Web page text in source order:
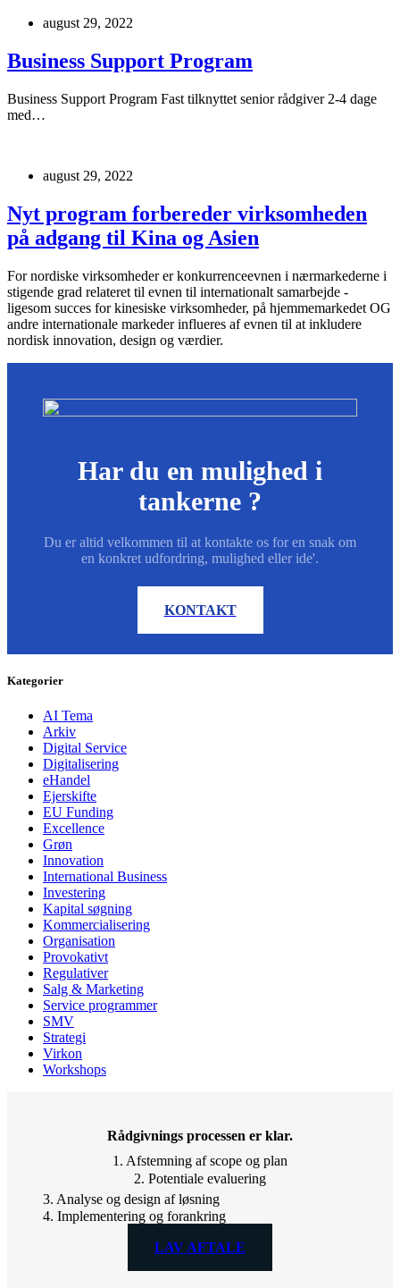
august 29, 2022
Business Support Program
Business Support Program Fast tilknyttet senior rådgiver 2-4 dage
med…
august 29, 2022
Nyt program forbereder virksomheden
på adgang til Kina og Asien
For nordiske virksomheder er konkurrenceevnen i nærmarkederne i
stigende grad relateret til evnen til internationalt samarbejde -
ligesom succes for kinesiske virksomheder, på hjemmemarkedet OG
andre internationale markeder influeres af evnen til at inkludere
nordisk innovation, design og værdier.
Har du en mulighed i
tankerne ?
Du er altid velkommen til at kontakte os for en snak om
en konkret udfordring, mulighed eller ide'.
KONTAKT
Kategorier
AI Tema
Arkiv
Digital Service
Digitalisering
eHandel
Ejerskifte
EU Funding
Excellence
Grøn
Innovation
International Business
Investering
Kapital søgning
Kommercialisering
Organisation
Provokativt
Regulativer
Salg & Marketing
Service programmer
SMV
Strategi
Virkon
Workshops
Rådgivnings processen er klar.
1. Afstemning af scope og plan
2. Potentiale evaluering
3. Analyse og design af løsning
4. Implementering og forankring
LAV AFTALE